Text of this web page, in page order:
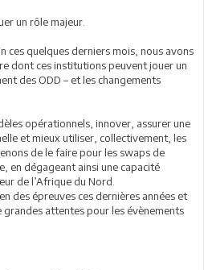
un rôle majeur.
ces quelques derniers mois, nous avons
dont ces institutions peuvent jouer un
des ODD – et les changements
opérationnels, innover, assurer une
et mieux utiliser, collectivement, les
de le faire pour les swaps de
en dégageant ainsi une capacité
de l’Afrique du Nord.
des épreuves ces dernières années et
attentes pour les évènements